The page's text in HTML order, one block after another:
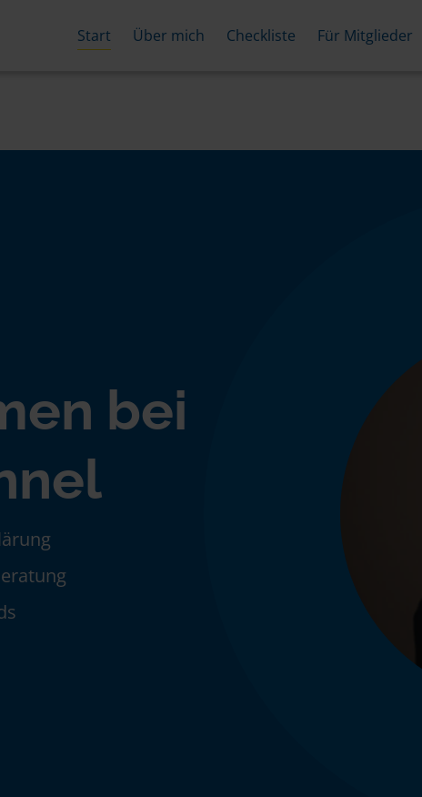
Start Über mich Checkliste Für Mitglieder
bei